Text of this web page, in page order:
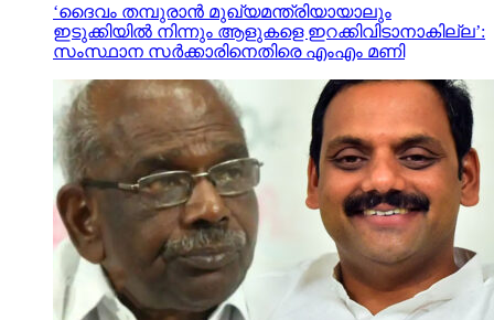
‘ദൈവം തമ്പുരാൻ മുഖ്യമന്ത്രിയായാലും
ഇടുക്കിയിൽ നിന്നും ആളുകളെ ഇറക്കിവിടാനാകില്ല’:
സംസ്ഥാന സ‍ർക്കാരിനെതിരെ എംഎം മണി